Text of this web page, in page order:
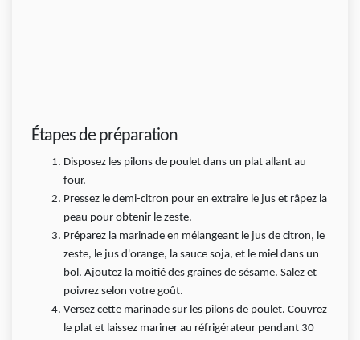
Étapes de préparation
Disposez les pilons de poulet dans un plat allant au
four.
Pressez le demi-citron pour en extraire le jus et râpez la
peau pour obtenir le zeste.
Préparez la marinade en mélangeant le jus de citron, le
zeste, le jus d'orange, la sauce soja, et le miel dans un
bol. Ajoutez la moitié des graines de sésame. Salez et
poivrez selon votre goût.
Versez cette marinade sur les pilons de poulet. Couvrez
le plat et laissez mariner au réfrigérateur pendant 30